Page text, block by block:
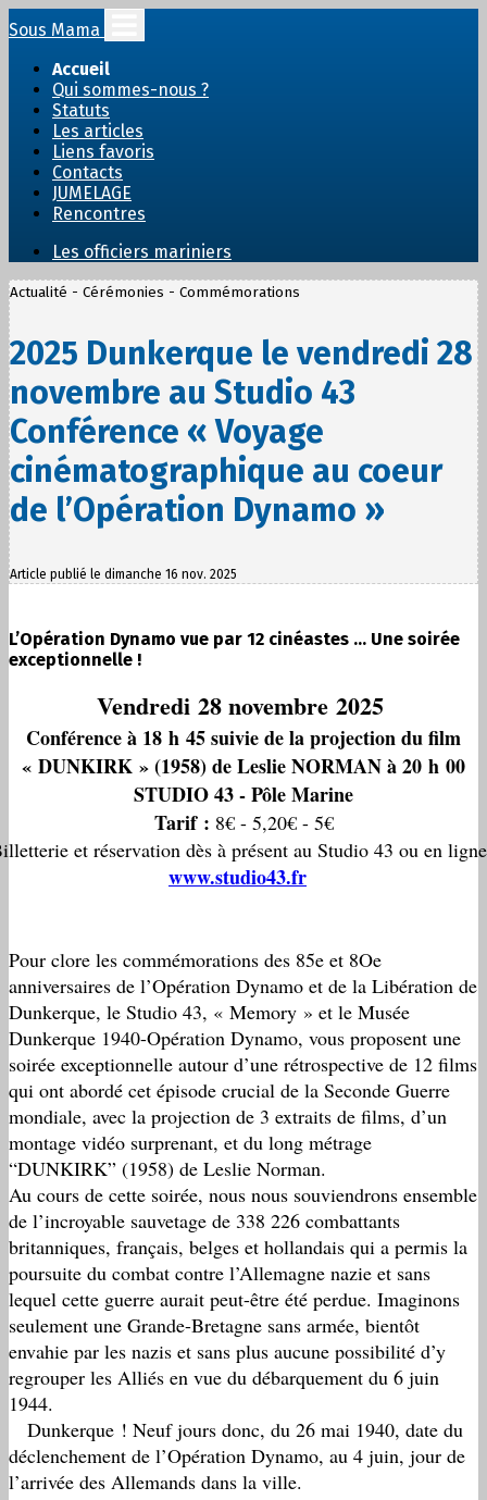
Sous Mama
Accueil
Qui sommes-nous ?
Statuts
Les articles
Liens favoris
Contacts
JUMELAGE
Rencontres
Les officiers mariniers
Actualité - Cérémonies - Commémorations
2025 Dunkerque le vendredi 28
novembre au Studio 43
Conférence « Voyage
cinématographique au coeur
de l’Opération Dynamo »
Article publié le dimanche 16 nov. 2025
L’Opération Dynamo vue par 12 cinéastes … Une soirée
exceptionnelle !
Vendredi 28 novembre 2025
Conférence à 18 h 45 suivie de la projection du film
« DUNKIRK » (1958) de Leslie NORMAN à 20 h 00
STUDIO 43 - Pôle Marine
Tarif : 8€ - 5,20€ - 5€
et réservation dès à présent au Studio 43 ou en
www.studio43.fr
Pour clore les commémorations des 85e et 8Oe
anniversaires de l’Opération Dynamo et de la Libération de
Dunkerque, le Studio 43, « Memory » et le Musée
Dunkerque 1940-Opération Dynamo, vous proposent une
soirée exceptionnelle autour d’une rétrospective de 12 films
qui ont abordé cet épisode crucial de la Seconde Guerre
mondiale, avec la projection de 3 extraits de films, d’un
montage vidéo surprenant, et du long métrage
“DUNKIRK” (1958) de Leslie Norman.
Au cours de cette soirée, nous nous souviendrons ensemble
de l’incroyable sauvetage de 338 226 combattants
britanniques, français, belges et hollandais qui a permis la
poursuite du combat contre l’Allemagne nazie et sans
lequel cette guerre aurait peut-être été perdue. Imaginons
seulement une Grande-Bretagne sans armée, bientôt
envahie par les nazis et sans plus aucune possibilité d’y
regrouper les Alliés en vue du débarquement du 6 juin
1944.
Dunkerque ! Neuf jours donc, du 26 mai 1940, date du
déclenchement de l’Opération Dynamo, au 4 juin, jour de
l’arrivée des Allemands dans la ville.